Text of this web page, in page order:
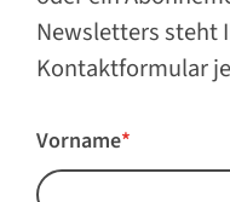
Newsletters steht
Kontaktformular
Vorname*